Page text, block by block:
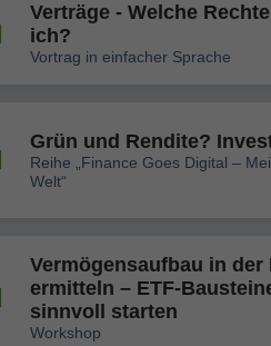
Verträge - Welche
ich?
Vortrag in einfacher Sprache
Grün und Rendite?
Reihe „Finance Goes Digital –
Welt“
Vermögensaufbau in
ermitteln – ETF-
sinnvoll starten
Workshop